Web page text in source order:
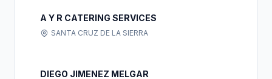
A Y R CATERING SERVICES
SANTA CRUZ DE LA SIERRA
DIEGO JIMENEZ MELGAR